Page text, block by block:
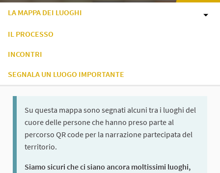
LA MAPPA DEI LUOGHI
IL PROCESSO
INCONTRI
SEGNALA UN LUOGO IMPORTANTE
Su questa mappa sono segnati alcuni tra i luoghi del
cuore delle persone che hanno preso parte al
percorso QR code per la narrazione partecipata del
territorio.
Siamo sicuri che ci siano ancora moltissimi luoghi,